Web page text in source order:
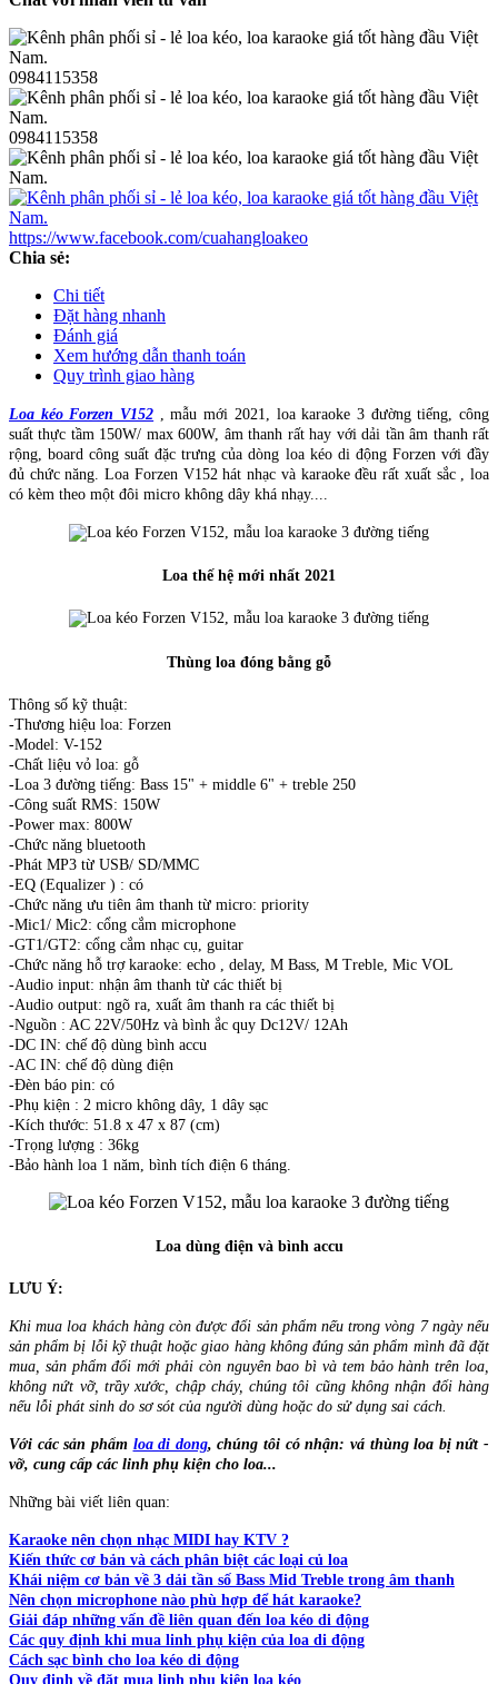
0984115358
0984115358
https://www.facebook.com/cuahangloakeo
Chia sẻ:
Chi tiết
Đặt hàng nhanh
Đánh giá
Xem hướng dẫn thanh toán
Quy trình giao hàng
Loa kéo Forzen V152 , mẫu mới 2021, loa karaoke 3 đường tiếng, công
suất thực tầm 150W/ max 600W, âm thanh rất hay với dải tần âm thanh rất
rộng, board công suất đặc trưng của dòng loa kéo di động Forzen với đầy
đủ chức năng. Loa Forzen V152 hát nhạc và karaoke đều rất xuất sắc , loa
có kèm theo một đôi micro không dây khá nhạy....
Loa thế hệ mới nhất 2021
Thùng loa đóng bằng gỗ
Thông số kỹ thuật:
-Thương hiệu loa: Forzen
-Model: V-152
-Chất liệu vỏ loa: gỗ
-Loa 3 đường tiếng: Bass 15" + middle 6" + treble 250
-Công suất RMS: 150W
-Power max: 800W
-Chức năng bluetooth
-Phát MP3 từ USB/ SD/MMC
-EQ (Equalizer ) : có
-Chức năng ưu tiên âm thanh từ micro: priority
-Mic1/ Mic2: cổng cắm microphone
-GT1/GT2: cổng cắm nhạc cụ, guitar
-Chức năng hỗ trợ karaoke: echo , delay, M Bass, M Treble, Mic VOL
-Audio input: nhận âm thanh từ các thiết bị
-Audio output: ngõ ra, xuất âm thanh ra các thiết bị
-Nguồn : AC 22V/50Hz và bình ắc quy Dc12V/ 12Ah
-DC IN: chế độ dùng bình accu
-AC IN: chế độ dùng điện
-Đèn báo pin: có
-Phụ kiện : 2 micro không dây, 1 dây sạc
-Kích thước: 51.8 x 47 x 87 (cm)
-Trọng lượng : 36kg
-Bảo hành loa 1 năm, bình tích điện 6 tháng.
Loa dùng điện và bình accu
LƯU Ý:
Khi mua loa khách hàng còn được đổi sản phẩm nếu trong vòng 7 ngày nếu
sản phẩm bị lỗi kỹ thuật hoặc giao hàng không đúng sản phẩm mình đã đặt
mua, sản phẩm đổi mới phải còn nguyên bao bì và tem bảo hành trên loa,
không nứt vỡ, trầy xước, chập cháy, chúng tôi cũng không nhận đổi hàng
nếu lỗi phát sinh do sơ sót của người dùng hoặc do sử dụng sai cách.
Với các sản phẩm loa di dong, chúng tôi có nhận: vá thùng loa bị nứt -
vỡ, cung cấp các linh phụ kiện cho loa...
Những bài viết liên quan:
Karaoke nên chọn nhạc MIDI hay KTV ?
Kiến thức cơ bản và cách phân biệt các loại củ loa
Khái niệm cơ bản về 3 dải tần số Bass Mid Treble trong âm thanh
Nên chọn microphone nào phù hợp để hát karaoke?
Giải đáp những vấn đề liên quan đến loa kéo di động
Các quy định khi mua linh phụ kiện của loa di động
Cách sạc bình cho loa kéo di động
Quy định về đặt mua linh phụ kiện loa kéo